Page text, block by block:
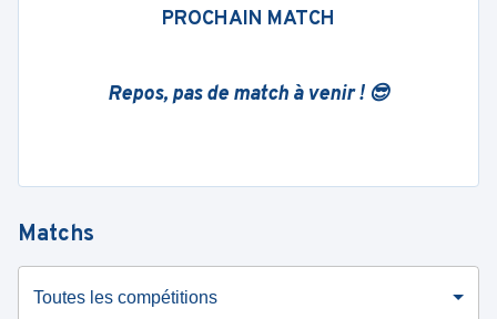
PROCHAIN MATCH
Repos, pas de match à venir ! 😎
Matchs
Toutes les compétitions